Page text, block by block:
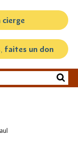
cierge
faites un don